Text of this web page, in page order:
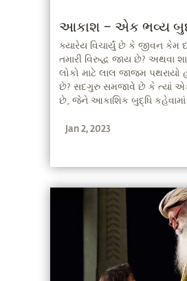
આકાશ – એક ભવ્ય
ક્યારેય વિચાર્યું છે કે જીવન કેમ
તમારી વિરુદ્ધ જાય છે? અથવા
લોકો માટે લાલ જાજમ પથરાયો
છે? સદગુરુ સમજાવે છે કે ત્યાં
છે, જેને આકાશિક બુદ્ધિ
ભૂમિકા ભજવે છે.
Jan 2, 2023